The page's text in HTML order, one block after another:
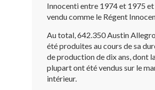
BONJOURLAVIEILLE ?
MODÈLES ET
COMMENT
Innocenti entre 1974 et 1975 et
vendu comme le Régent
Au total, 642.350 Austin
été produites au cours de sa
de production de dix ans, dont
plupart ont été vendus sur le
intérieur.